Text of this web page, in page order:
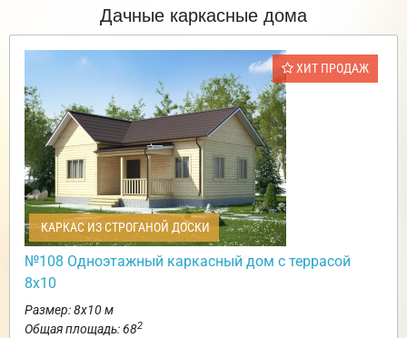
Дачные каркасные дома
ХИТ ПРОДАЖ
КАРКАС ИЗ СТРОГАНОЙ ДОСКИ
№108 Одноэтажный каркасный дом с террасой
8х10
Размер: 8х10 м
Общая площадь: 682